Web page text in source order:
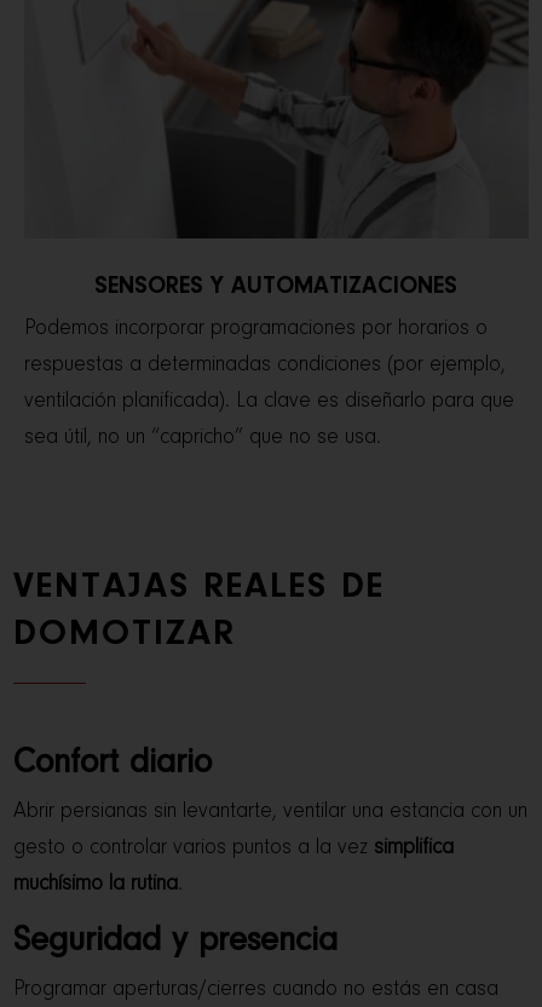
SENSORES Y AUTOMATIZACIONES
Podemos incorporar programaciones por horarios o
respuestas a determinadas condiciones (por ejemplo,
ventilación planificada). La clave es diseñarlo para que
sea útil, no un “capricho” que no se usa.
VENTAJAS REALES DE
DOMOTIZAR
Confort diario
Abrir persianas sin levantarte, ventilar una estancia con un
gesto o controlar varios puntos a la vez simplifica
muchísimo la rutina.
Seguridad y presencia
Programar aperturas/cierres cuando no estás en casa